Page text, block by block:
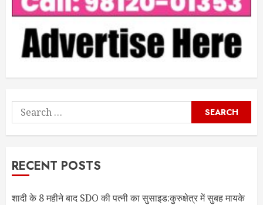
Search
for:
RECENT POSTS
शादी के 8 महीने बाद SDO की पत्नी का सुसाइड:कुरुक्षेत्र में सुबह मायके